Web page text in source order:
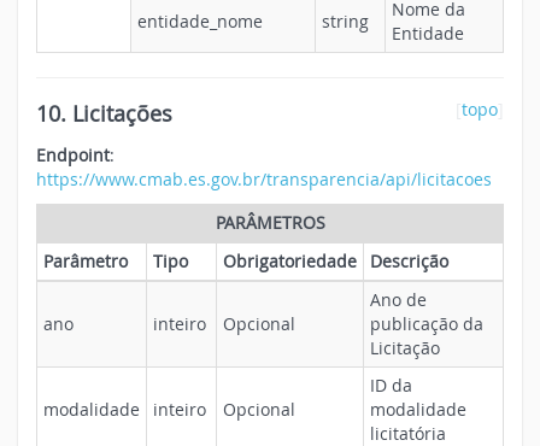
entidade_nome string
Nome da
Entidade
10. Licitações [topo]
Endpoint:
https://www.cmab.es.gov.br/transparencia/api/licitacoes
PARÂMETROS
Parâmetro
Tipo Obrigatoriedade Descrição
ano inteiro Opcional
Ano de
publicação da
Licitação
modalidade inteiro Opcional
ID da
modalidade
licitatória